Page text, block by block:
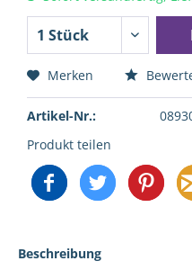
Merken
Artikel-Nr.:
Produkt teilen
Beschreibung